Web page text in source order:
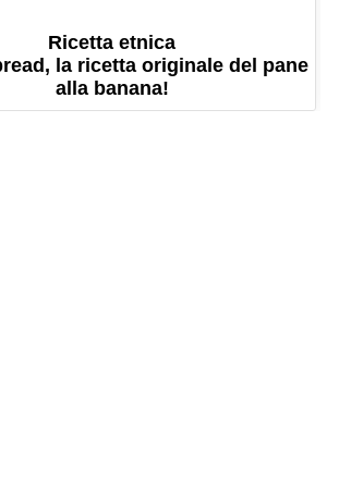
Ricetta etnica
la ricetta originale del pane
alla banana!